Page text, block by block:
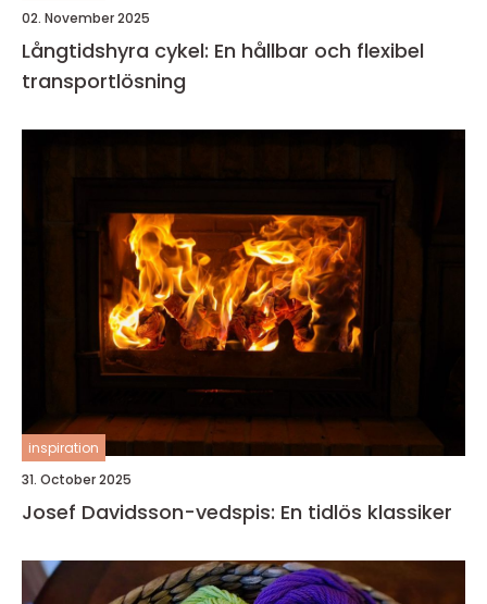
02. November 2025
Långtidshyra cykel: En hållbar och flexibel
transportlösning
inspiration
31. October 2025
Josef Davidsson-vedspis: En tidlös klassiker